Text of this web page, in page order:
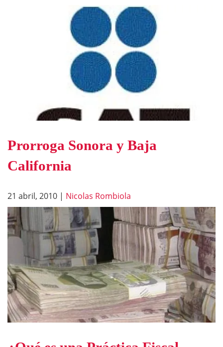
Prorroga Sonora y Baja
California
21 abril, 2010 | Nicolas Rombiola